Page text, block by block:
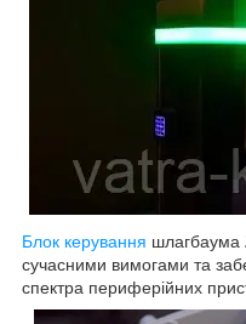
Блок керування шлагбаума
сучасними вимогами та
спектра периферійних